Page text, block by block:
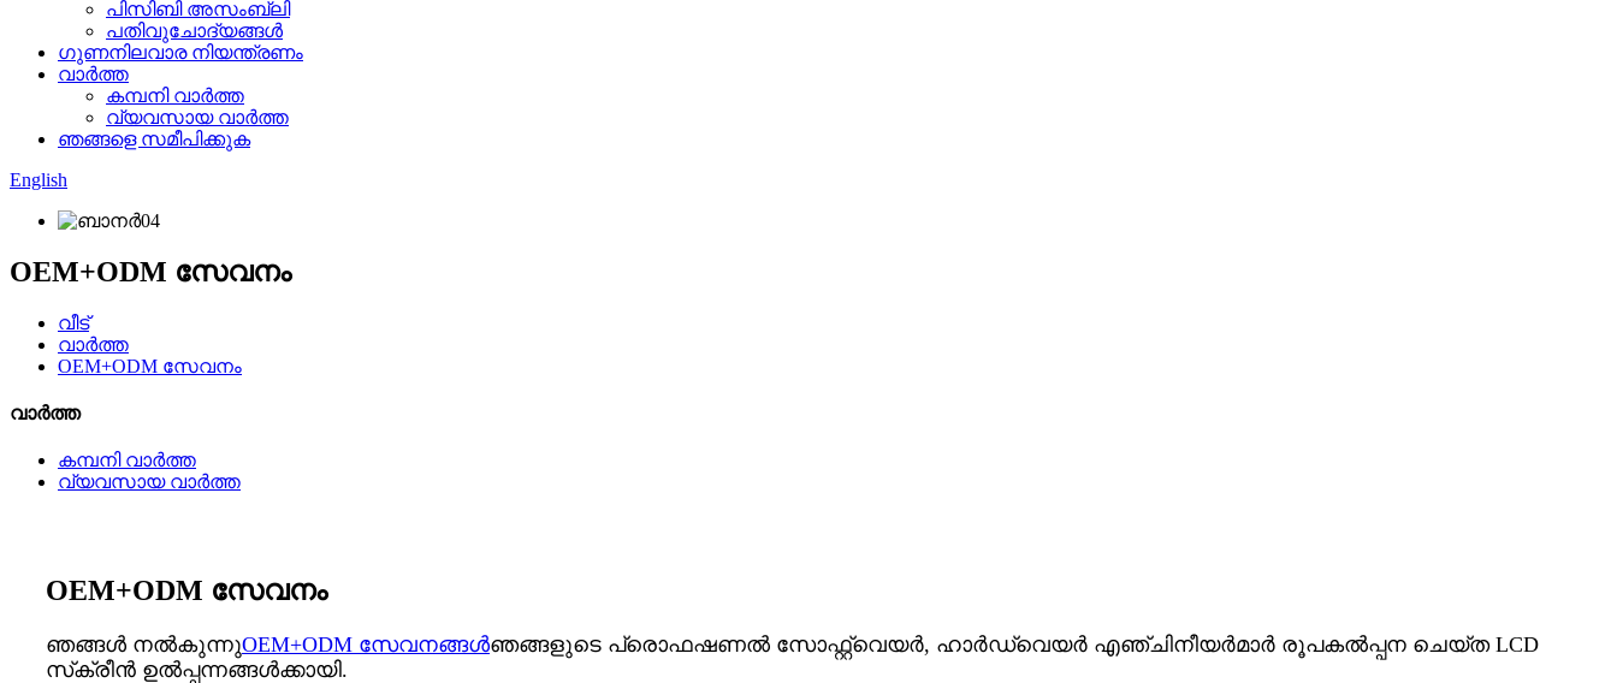
പിസിബി അസംബ്ലി
പതിവുചോദ്യങ്ങൾ
ഗുണനിലവാര നിയന്ത്രണം
വാർത്ത
കമ്പനി വാർത്ത
വ്യവസായ വാർത്ത
ഞങ്ങളെ സമീപിക്കുക
English
OEM+ODM സേവനം
വീട്
വാർത്ത
OEM+ODM സേവനം
വാർത്ത
കമ്പനി വാർത്ത
വ്യവസായ വാർത്ത
OEM+ODM സേവനം
ഞങ്ങൾ നൽകുന്നുOEM+ODM സേവനങ്ങൾഞങ്ങളുടെ പ്രൊഫഷണൽ സോഫ്റ്റ്‌വെയർ, ഹാർഡ്‌വെയർ എഞ്ചിനീയർമാർ രൂപകൽപ്പന ചെയ്ത LCD
സ്‌ക്രീൻ ഉൽപ്പന്നങ്ങൾക്കായി.